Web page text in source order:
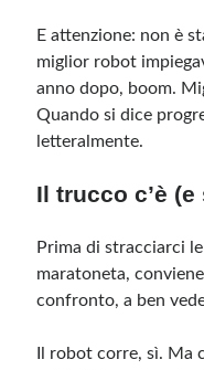
E attenzione: non è
miglior robot
anno dopo, boom.
Quando si dice
letteralmente.
Il trucco c’è (e
Prima di stracciarci
maratoneta,
confronto, a ben
Il robot corre, sì. Ma